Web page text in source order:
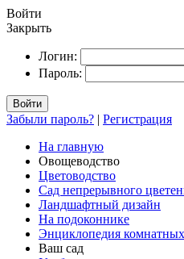
Войти
Закрыть
Логин:
Пароль:
Войти
Забыли пароль? | Регистрация
На главную
Овощеводство
Цветоводство
Сад непрерывного
Ландшафтный дизайн
На подоконнике
Энциклопедия
Ваш сад